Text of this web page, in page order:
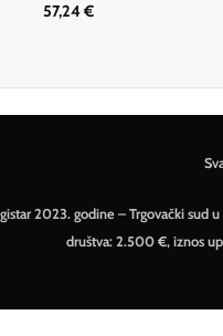
57,24€
2023. godine – Trgovački
društva: 2.500 €, iznos